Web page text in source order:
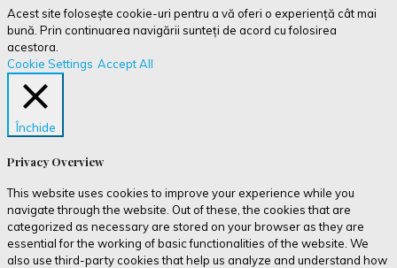
Acest site folosește cookie-uri pentru a vă oferi o experiență cât mai
bună. Prin continuarea navigării sunteți de acord cu folosirea
acestora.
Cookie Settings Accept All
Închide
Privacy Overview
This website uses cookies to improve your experience while you
navigate through the website. Out of these, the cookies that are
categorized as necessary are stored on your browser as they are
essential for the working of basic functionalities of the website. We
also use third-party cookies that help us analyze and understand how